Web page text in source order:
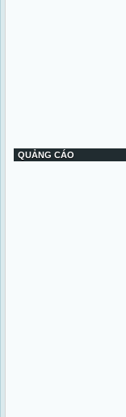
QUẢNG CÁO